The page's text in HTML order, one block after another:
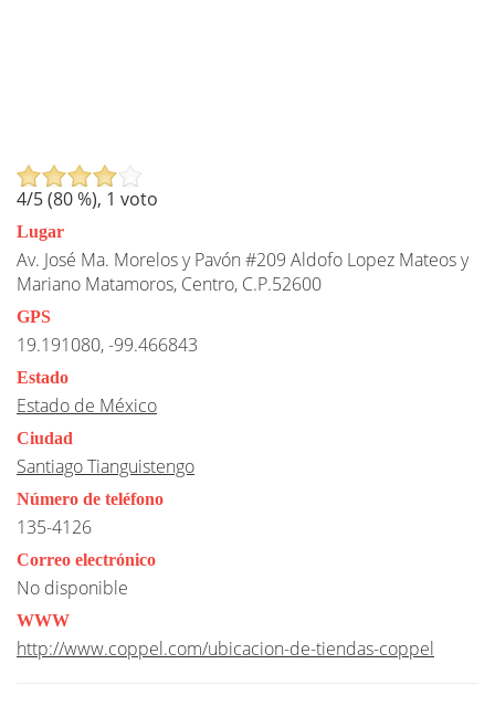
4/5 (80%), 1 voto
Lugar
Av. José Ma. Morelos y Pavón #209 Aldofo Lopez Mateos y
Mariano Matamoros, Centro, C.P.52600
GPS
19.191080, -99.466843
Estado
Estado de México
Ciudad
Santiago Tianguistengo
Número de teléfono
135-4126
Correo electrónico
No disponible
WWW
http://www.coppel.com/ubicacion-de-tiendas-coppel